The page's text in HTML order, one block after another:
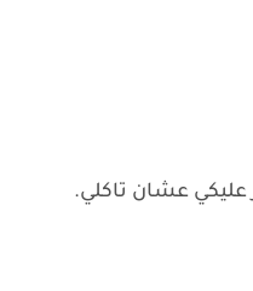
عليكي عشان تاكلي.